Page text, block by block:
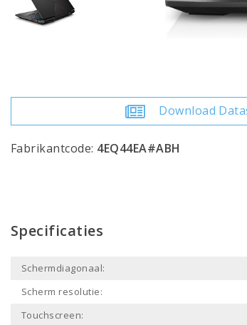
Download
Fabrikantcode: 4EQ44EA#ABH
Specificaties
Schermdiagonaal:
Scherm resolutie:
Touchscreen: